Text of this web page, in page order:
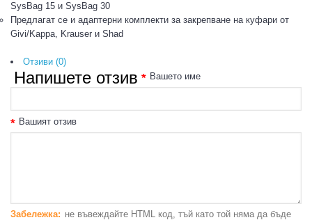
SysBag 15 и SysBag 30
Предлагат се и адаптерни комплекти за закрепване на куфари от
Givi/Kappa, Krauser и Shad
Отзиви (0)
Напишете отзив Вашето име
Вашият отзив
Забележка: не въвеждайте HTML код, тъй като той няма да бъде